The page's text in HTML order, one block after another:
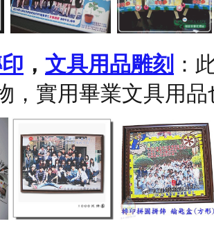
， 文具用品雕刻 ：
，實用畢業文具用